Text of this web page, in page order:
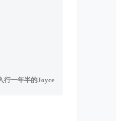
行一年半的Joyce